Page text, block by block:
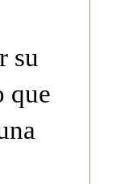
su
que